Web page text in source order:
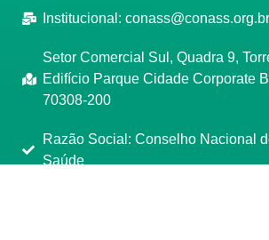
Institucional: conass@conass.org.br
Setor Comercial Sul, Quadra 9,
Edifício Parque Cidade Corporate
70308-200
Razão Social: Conselho Nacional
Saúde